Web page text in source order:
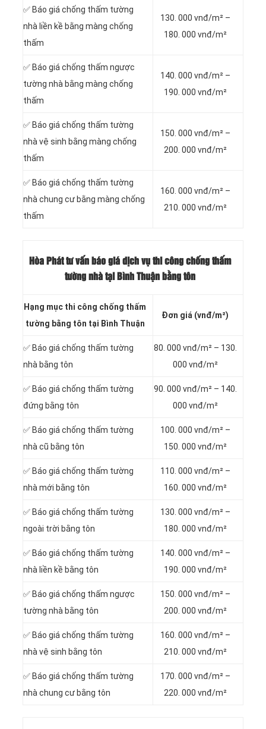
✅ Báo giá chống thấm tường
nhà liền kề bằng màng chống
thấm
130. 000 vnđ/m² –
180. 000 vnđ/m²
✅ Báo giá chống thấm ngược
tường nhà bằng màng chống
thấm
140. 000 vnđ/m² –
190. 000 vnđ/m²
✅ Báo giá chống thấm tường
nhà vệ sinh bằng màng chống
thấm
150. 000 vnđ/m² –
200. 000 vnđ/m²
✅ Báo giá chống thấm tường
nhà chung cư bằng màng chống
thấm
160. 000 vnđ/m² –
210. 000 vnđ/m²
Hòa Phát tư vấn báo giá dịch vụ thi công chống thấm
tường nhà tại Bình Thuận bằng tôn
Hạng mục thi công chống thấm
tường bằng tôn tại Bình Thuận
Đơn giá (vnđ/m²)
✅ Báo giá chống thấm tường
nhà bằng tôn
80. 000 vnđ/m² – 130.
000 vnđ/m²
✅ Báo giá chống thấm tường
đứng bằng tôn
90. 000 vnđ/m² – 140.
000 vnđ/m²
✅ Báo giá chống thấm tường
nhà cũ bằng tôn
100. 000 vnđ/m² –
150. 000 vnđ/m²
✅ Báo giá chống thấm tường
nhà mới bằng tôn
110. 000 vnđ/m² –
160. 000 vnđ/m²
✅ Báo giá chống thấm tường
ngoài trời bằng tôn
130. 000 vnđ/m² –
180. 000 vnđ/m²
✅ Báo giá chống thấm tường
nhà liền kề bằng tôn
140. 000 vnđ/m² –
190. 000 vnđ/m²
✅ Báo giá chống thấm ngược
tường nhà bằng tôn
150. 000 vnđ/m² –
200. 000 vnđ/m²
✅ Báo giá chống thấm tường
nhà vệ sinh bằng tôn
160. 000 vnđ/m² –
210. 000 vnđ/m²
✅ Báo giá chống thấm tường
nhà chung cư bằng tôn
170. 000 vnđ/m² –
220. 000 vnđ/m²